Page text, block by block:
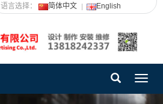
语言选择： 简体中文 English